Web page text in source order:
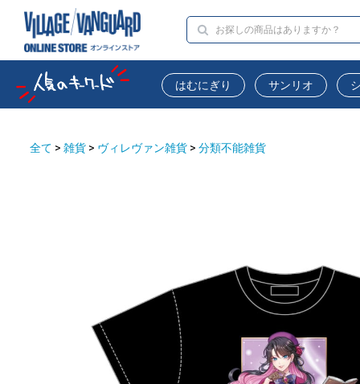
はむにぎり サンリオ
全て > 雑貨 > ヴィレヴァン雑貨 > 分類不能雑貨